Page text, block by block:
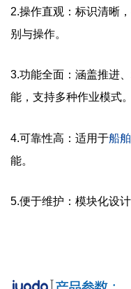
2.操作直观：标识清晰
别与操作。
3.功能全面：涵盖推进
能，支持多种作业模式。
4.可靠性高：适用于船舶
能。
5.便于维护：模块化设